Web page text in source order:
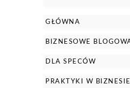
GŁÓWNA
BIZNESOWE
DLA SPECÓW
PRAKTYKI W BIZNESIE